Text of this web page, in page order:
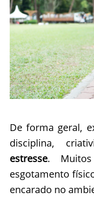
De forma geral,
disciplina,
estresse.
esgotamento
encarado no